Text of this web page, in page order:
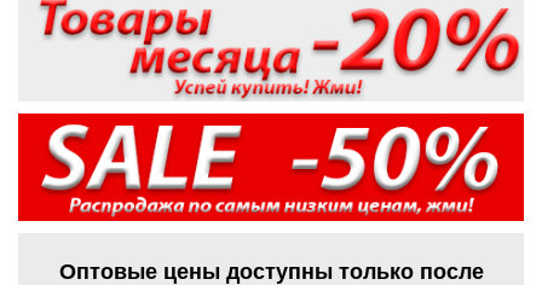
Оптовые цены доступны только после